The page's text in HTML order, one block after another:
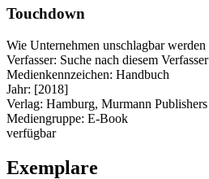
Touchdown
Wie Unternehmen unschlagbar werden
Verfasser: Suche nach diesem Verfasser
Medienkennzeichen: Handbuch
Jahr: [2018]
Verlag: Hamburg, Murmann Publishers
Mediengruppe: E-Book
verfügbar
Exemplare